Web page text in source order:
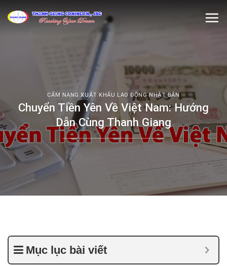
CẨM NANG XUẤT KHẨU LAO ĐỘNG NHẬT BẢN
Chuyển Tiền Yên Về Việt Nam: Hướng
Dẫn Cùng Thanh Giang
Mục lục bài viết